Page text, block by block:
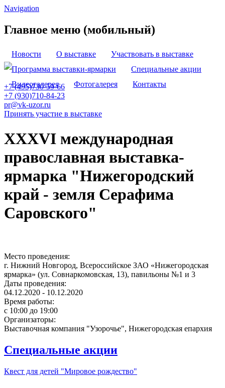
Navigation
Главное меню (мобильный)
Новости О выставке
Участвовать в выставке
Программа выставки-ярмарки
Специальные акции
Видеогалерея
Фотогалерея Контакты
+7 (495)730-59-66
+7 (930)710-84-23
pr@vk-uzor.ru
Принять участие в выставке
XXXVI международная
православная выставка-
ярмарка "Нижегородский
край - земля Серафима
Саровского"
SISO20-
(1).jpg
Место проведения:
г. Нижний Новгород, Всероссийское ЗАО «Нижегородская
ярмарка» (ул. Совнаркомовская, 13), павильоны №1 и 3
Даты проведения:
04.12.2020 - 10.12.2020
Время работы:
с 10:00 до 19:00
Организаторы:
Выставочная компания "Узорочье", Нижегородская епархия
Специальные акции
Квест для детей "Мировое рождество"